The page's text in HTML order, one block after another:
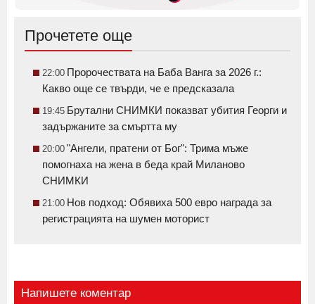
Прочетете още
22:00 Пророчествата на Баба Ванга за 2026 г.:
Какво още се твърди, че е предсказала
19:45 Брутални СНИМКИ показват убития Георги и
задържаните за смъртта му
20:00 "Ангели, пратени от Бог": Трима мъже
помогнаха на жена в беда край Миланово
СНИМКИ
21:00 Нов подход: Обявиха 500 евро награда за
регистрацията на шумен моторист
Напишете коментар